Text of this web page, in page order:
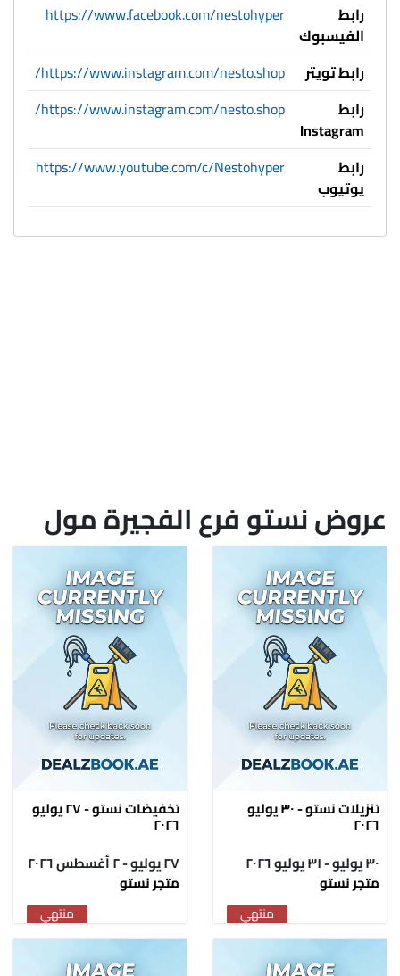
رابط
الفيسبوك
https://www.facebook.com/nestohyper
رابط تويتر
https://www.instagram.com/nesto.shop/
رابط
Instagram
https://www.instagram.com/nesto.shop/
رابط
يوتيوب
https://www.youtube.com/c/Nestohyper
عروض نستو فرع الفجيرة مول
تنزيلات نستو - ٣٠ يوليو
٢٠٢٦
٣٠ يوليو - ٣١ يوليو ٢٠٢٦
متجر نستو
منتهي
تخفيضات نستو - ٢٧ يوليو
٢٠٢٦
٢٧ يوليو - ٢ أغسطس ٢٠٢٦
متجر نستو
منتهي